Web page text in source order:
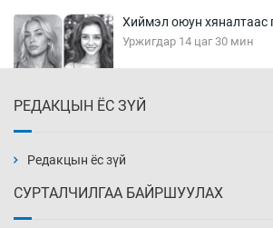
Хиймэл оюун хяналтаас
Уржигдар 14 цаг 30 мин
Уржигдар 14 цаг 00 мин
РЕДАКЦЫН ЁС ЗҮЙ
Редакцын ёс зүй
СУРТАЛЧИЛГАА БАЙРШУУЛАХ